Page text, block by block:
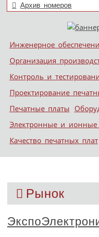
Архив номеров
Меню
Skip to content
Инженерное
Организация
Контроль и
Проектирование
Печатные платы
Электронные и ионные
Качество печатных плат
Рынок